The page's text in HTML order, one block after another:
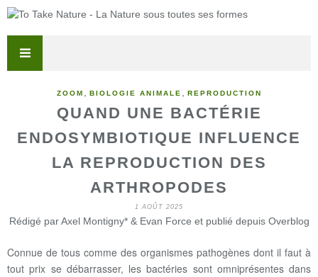
ZOOM BIOLOGIE ANIMALE REPRODUCTION
QUAND UNE BACTÉRIE
ENDOSYMBIOTIQUE INFLUENCE
LA REPRODUCTION DES
ARTHROPODES
1 AOÛT 2025
Rédigé par Axel Montigny* & Evan Force et publié depuis Overblog
Connue de tous comme des organismes pathogènes dont il faut à
tout prix se débarrasser, les bactéries sont omniprésentes dans